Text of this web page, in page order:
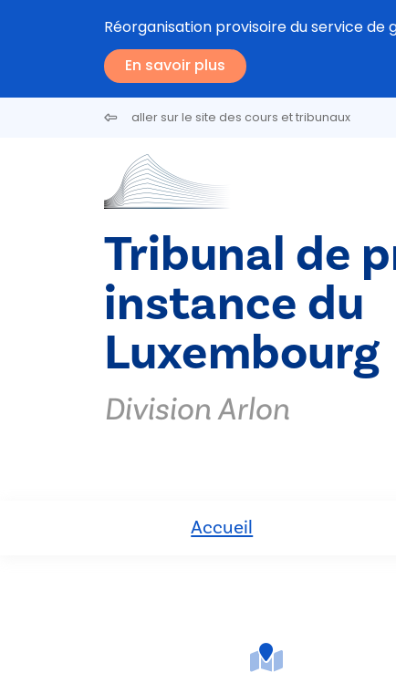
Réorganisation provisoire du service
En savoir plus
aller sur le site des cours et tribunaux
Tribunal de
instance du
Luxembourg
Division Arlon
Accueil